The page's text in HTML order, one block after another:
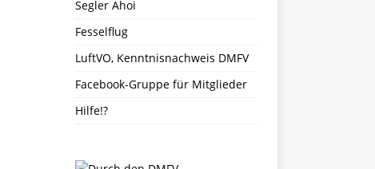
Segler Ahoi
Fesselflug
LuftVO, Kenntnisnachweis DMFV
Facebook-Gruppe für Mitglieder
Hilfe!?